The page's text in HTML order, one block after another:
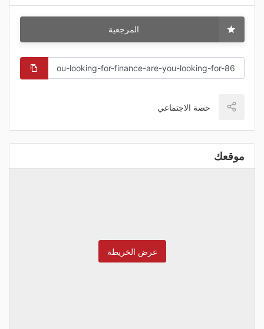
المرجعية
حصة الاجتماعي
موقعك
عرض الخريطة